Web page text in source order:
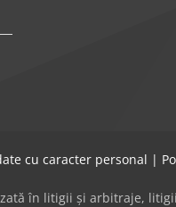
cu caracter personal |
în litigii și arbitraje,